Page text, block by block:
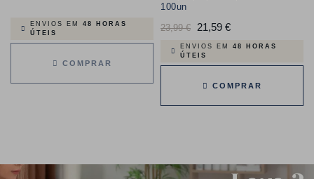
ENVIOS EM 48 HORAS
ÚTEIS
COMPRAR
100un
Preço
normal
23,99 € 21,59 €Preço
ENVIOS EM 48 HORAS
ÚTEIS
COMPRAR